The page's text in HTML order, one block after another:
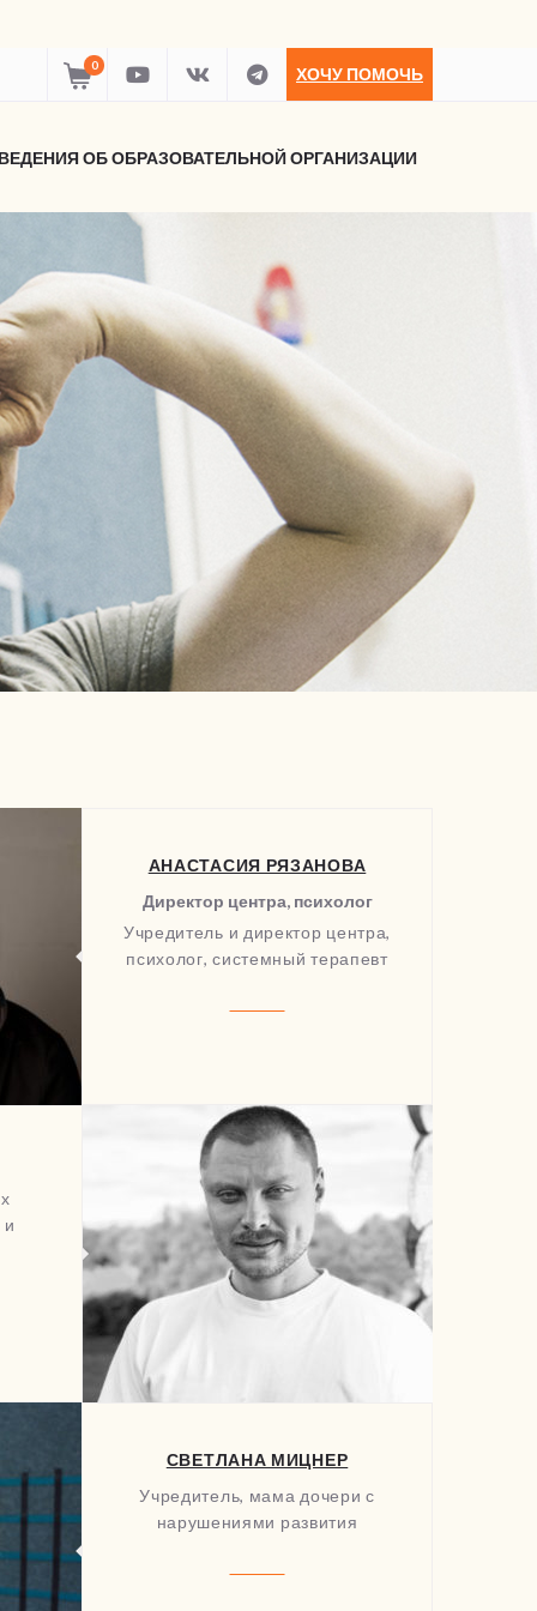
0 ХОЧУ ПОМОЧЬ
ОБ ОБРАЗОВАТЕЛЬНОЙ ОРГАНИЗАЦИИ
АНАСТАСИЯ РЯЗАНОВА
Директор центра, психолог
Учредитель и директор центра,
психолог, системный терапевт
и
СВЕТЛАНА МИЦНЕР
Учредитель, мама дочери с
нарушениями развития